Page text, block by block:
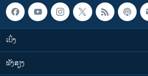
ເບິ່ງ
ຟັງສຽງ